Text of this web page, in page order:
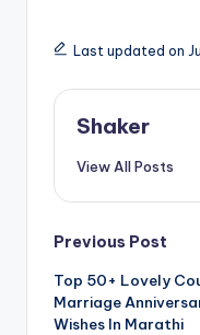
Last updated on
Shaker
View All Posts
Post
Previous Post
Top 50+ Lovely
Marriage
Wishes In Marathi